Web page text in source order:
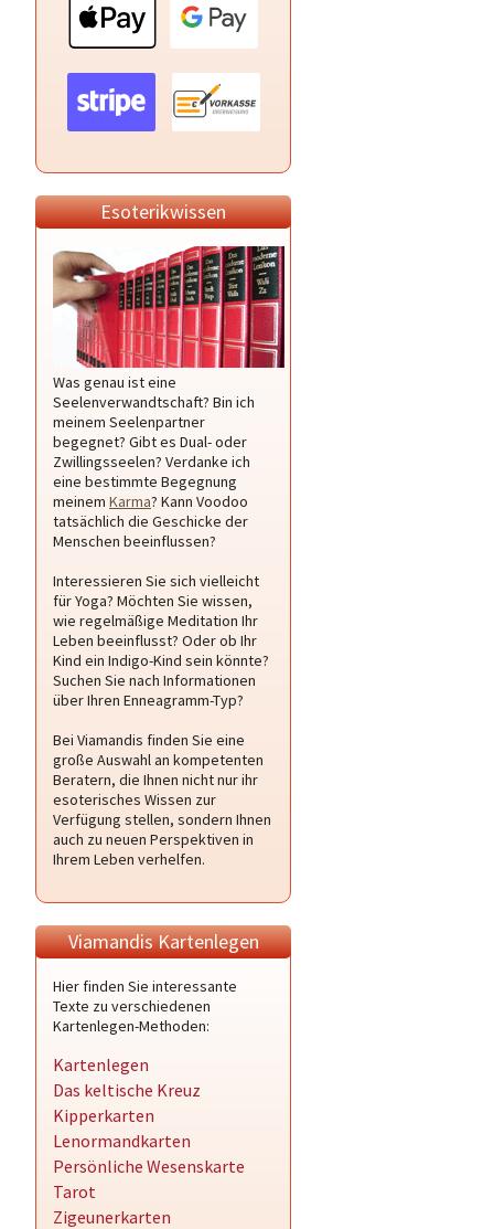
Esoterikwissen
Was genau ist eine
Seelenverwandtschaft? Bin ich
meinem Seelenpartner
begegnet? Gibt es Dual- oder
Zwillingsseelen? Verdanke ich
eine bestimmte Begegnung
meinem Karma? Kann Voodoo
tatsächlich die Geschicke der
Menschen beeinflussen?
Interessieren Sie sich vielleicht
für Yoga? Möchten Sie wissen,
wie regelmäßige Meditation Ihr
Leben beeinflusst? Oder ob Ihr
Kind ein Indigo-Kind sein könnte?
Suchen Sie nach Informationen
über Ihren Enneagramm-Typ?
Bei Viamandis finden Sie eine
große Auswahl an kompetenten
Beratern, die Ihnen nicht nur ihr
esoterisches Wissen zur
Verfügung stellen, sondern Ihnen
auch zu neuen Perspektiven in
Ihrem Leben verhelfen.
Viamandis Kartenlegen
Hier finden Sie interessante
Texte zu verschiedenen
Kartenlegen-Methoden:
Kartenlegen
Das keltische Kreuz
Kipperkarten
Lenormandkarten
Persönliche Wesenskarte
Tarot
Zigeunerkarten